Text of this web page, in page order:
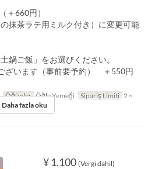
＋660円）
抹茶ラテ用ミルク付き）に変更可能
鍋ご飯」をお選びください。
ざいます（事前要予約） ＋550円
Öğünler Öğle Yemeği Sipariş Limiti 2 ~
Daha fazla oku
¥ 1.100 (Vergi dahil)